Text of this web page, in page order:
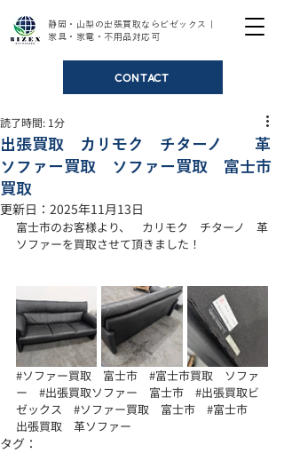
静岡・山梨の出張買取ならビゼックス｜
家具・家電・不用品対応可
CONTACT
出張買取 カリモク チターノ 革
ソファー買取 ソファー買取 富士市
買取
読了時間: 1分
更新日： 2025年11月13日
富士市のお客様より、　カリモク　チターノ　革
ソファーを買取させて頂きました！
#ソファー買取 富士市 #富士市買取 ソファ
ー #出張買取ソファー 富士市 #出張買取ビ
ゼックス
#ソファー買取 富士市 #富士市
出張買取　革ソファー
タグ：